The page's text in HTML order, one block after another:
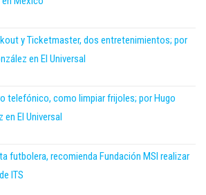
y Ticketmaster, dos entretenimientos; por
en El Universal
telefónico, como limpiar frijoles; por Hugo
en El Universal
futbolera, recomienda Fundación MSI realizar
ITS